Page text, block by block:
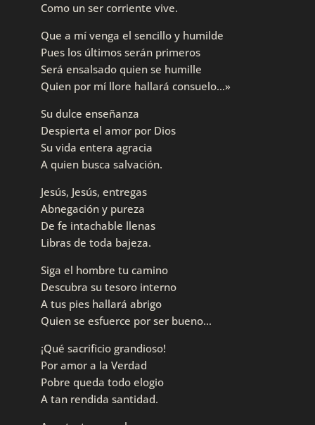
Como un ser corriente vive.
Que a mí venga el sencillo y humilde
Pues los últimos serán primeros
Será ensalsado quien se humille
Quien por mí llore hallará consuelo…»
Su dulce enseñanza
Despierta el amor por Dios
Su vida entera agracia
A quien busca salvación.
Jesús, Jesús, entregas
Abnegación y pureza
De fe intachable llenas
Libras de toda bajeza.
Siga el hombre tu camino
Descubra su tesoro interno
A tus pies hallará abrigo
Quien se esfuerce por ser bueno…
¡Qué sacrificio grandioso!
Por amor a la Verdad
Pobre queda todo elogio
A tan rendida santidad.